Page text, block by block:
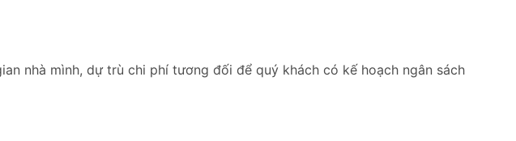
nhà mình, dự trù chi phí tương đối để quý khách có kế hoạch ngân sách